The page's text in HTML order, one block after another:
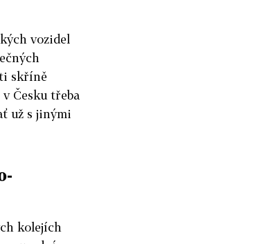
vozidel
skříně
Česku třeba
už s jinými
kolejích